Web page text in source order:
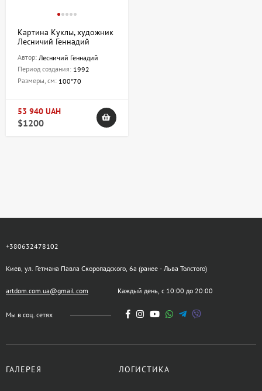
Картина Куклы, художник
Лесничий Геннадий
Автор: Лесничий Геннадий
Период создания: 1992
Размеры, см: 100*70
53 940 UAH
$1200
+380632478102
Киев, ул. Гетмана Павла Скоропадского, 6а (ранее - Льва Толстого)
artdom.com.ua@gmail.com Каждый день, с 10:00 до 20:00
Мы в соц. сетях
ГАЛЕРЕЯ ЛОГИСТИКА